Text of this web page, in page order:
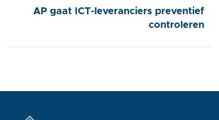
AP gaat ICT-leveranciers preventief
controleren